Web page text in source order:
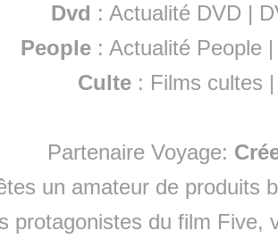
Dvd : Actualité DVD |
People :Actualité People
Culte : Films cultes
Partenaire Voyage:
un amateur de produits
protagonistes du film Five,